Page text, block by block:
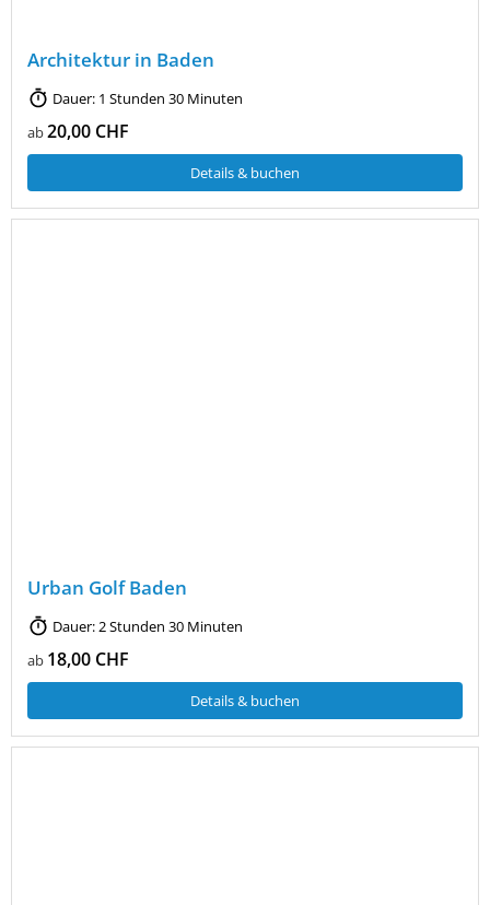
Architektur in Baden
Dauer: 1 Stunden 30 Minuten
ab20,00 CHF
Details & buchen
Urban Golf Baden
Dauer: 2 Stunden 30 Minuten
ab 18,00 CHF
Details & buchen